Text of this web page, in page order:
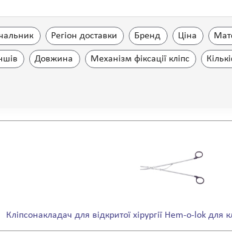
Регіон доставки Бренд Ціна
Довжина Механізм фіксації кліпс
Кліпсонакладач для відкритої хірургії Hem-o-lok для